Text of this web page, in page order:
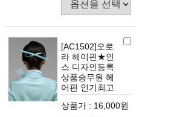
[AC1502]오로
라 헤이핀★인
스 디자인등록
상품승무원 헤
어핀 인기최고
상품가 : 16,000원